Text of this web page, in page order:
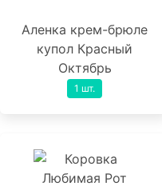
Аленка крем-брюле
купол Красный
Октябрь
1 шт.